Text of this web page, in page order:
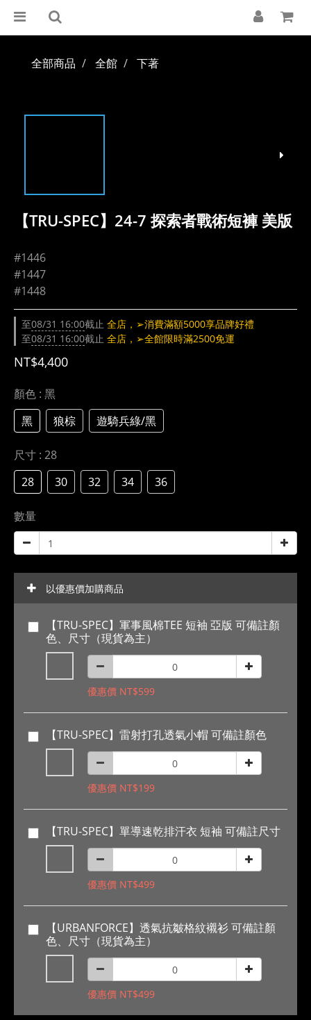
全部商品 全館 下著
【TRU-SPEC】24-7 探索者戰術短褲 美版
#1446
#1447
#1448
至08/31 16:00截止 全店，➢消費滿額5000享品牌好禮
至08/31 16:00截止 全店，➢全館限時滿2500免運
NT$4,400
顏色 : 黑
黑
狼棕 遊騎兵綠/黑
尺寸 : 28
28
30 32 34 36
數量
以優惠價加購商品
【TRU-SPEC】軍事風棉TEE 短袖 亞版 可備註顏
色、尺寸（現貨為主）
優惠價 NT$599
【TRU-SPEC】雷射打孔透氣小帽 可備註顏色
優惠價 NT$199
【TRU-SPEC】單導速乾排汗衣 短袖 可備註尺寸
優惠價 NT$499
【URBANFORCE】透氣抗皺格紋襯衫 可備註顏
色、尺寸（現貨為主）
優惠價 NT$499